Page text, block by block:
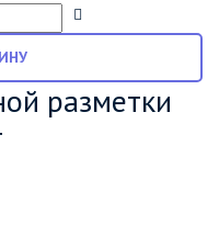
разметки